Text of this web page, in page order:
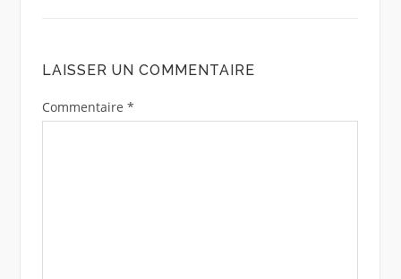
LAISSER UN COMMENTAIRE
Commentaire *